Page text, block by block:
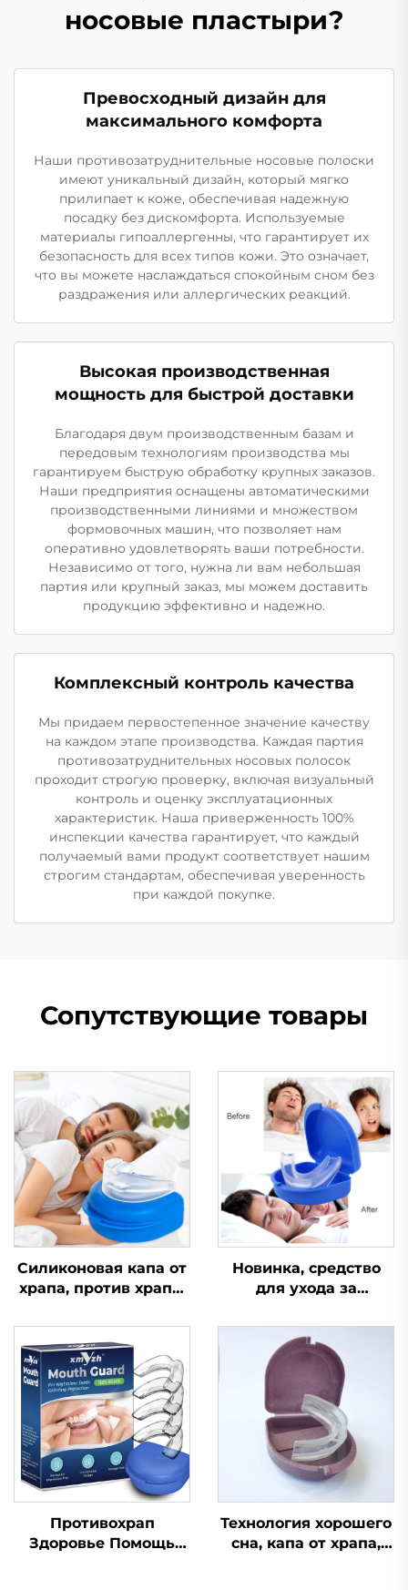
носовые пластыри?
Превосходный дизайн для
максимального комфорта
Наши противозатруднительные носовые полоски
имеют уникальный дизайн, который мягко
прилипает к коже, обеспечивая надежную
посадку без дискомфорта. Используемые
материалы гипоаллергенны, что гарантирует их
безопасность для всех типов кожи. Это означает,
что вы можете наслаждаться спокойным сном без
раздражения или аллергических реакций.
Высокая производственная
мощность для быстрой доставки
Благодаря двум производственным базам и
передовым технологиям производства мы
гарантируем быструю обработку крупных заказов.
Наши предприятия оснащены автоматическими
производственными линиями и множеством
формовочных машин, что позволяет нам
оперативно удовлетворять ваши потребности.
Независимо от того, нужна ли вам небольшая
партия или крупный заказ, мы можем доставить
продукцию эффективно и надежно.
Комплексный контроль качества
Мы придаем первостепенное значение качеству
на каждом этапе производства. Каждая партия
противозатруднительных носовых полосок
проходит строгую проверку, включая визуальный
контроль и оценку эксплуатационных
характеристик. Наша приверженность 100%
инспекции качества гарантирует, что каждый
получаемый вами продукт соответствует нашим
строгим стандартам, обеспечивая уверенность
при каждой покупке.
Сопутствующие товары
Силиконовая капа от
храпа, против храпа,
бруксизма, средство
для сна,
ортодонтическая
капа, средства
личной гигиены,
помощь при сне и
храпе
Новинка, средство
для ухода за
устройство для
помощи во сне,
улучшает качество
сна, силиконовая и
EVA-капа от храпа
Противохрап
Здоровье Помощь
Технология хорошего
сна, капа от храпа,